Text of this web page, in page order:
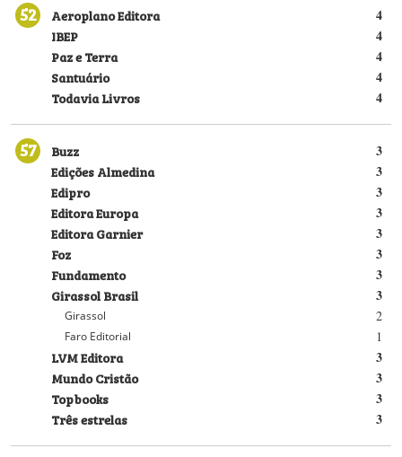
52 4
Aeroplano Editora
4
IBEP
4
Paz e Terra
4
Santuário
4
Todavia Livros
57 3
Buzz
3
Edições Almedina
3
Edipro
3
Editora Europa
3
Editora Garnier
3
Foz
3
Fundamento
3
Girassol Brasil
2
Girassol
1
Faro Editorial
3
LVM Editora
3
Mundo Cristão
3
Topbooks
3
Três estrelas